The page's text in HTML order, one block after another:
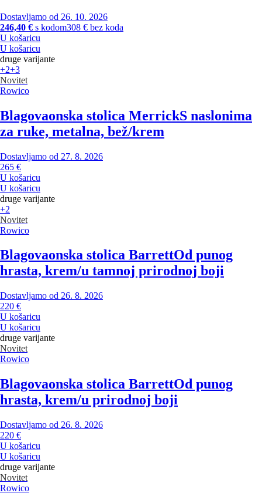
Dostavljamo od 26. 10. 2026
246,40 € s kodom308 € bez koda
U košaricu
U košaricu
druge varijante
+2+3
Novitet
Rowico
Blagovaonska stolica MerrickS naslonima
za ruke, metalna, bež/krem
Dostavljamo od 27. 8. 2026
265 €
U košaricu
U košaricu
druge varijante
+2
Novitet
Rowico
Blagovaonska stolica BarrettOd punog
hrasta, krem/u tamnoj prirodnoj boji
Dostavljamo od 26. 8. 2026
220 €
U košaricu
U košaricu
druge varijante
Novitet
Rowico
Blagovaonska stolica BarrettOd punog
hrasta, krem/u prirodnoj boji
Dostavljamo od 26. 8. 2026
220 €
U košaricu
U košaricu
druge varijante
Novitet
Rowico